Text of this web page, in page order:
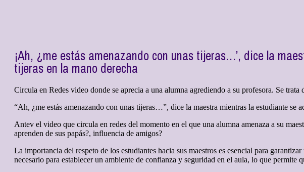
¡Ah, ¿me estás amenazando con unas tijeras…’, dice la
tijeras en la mano derecha
Circula en Redes video donde se aprecia a una alumna agrediendo a su profesora. Se
“Ah, ¿me estás amenazando con unas tijeras…”, dice la maestra mientras la estudiante se
Antev el video que circula en redes del momento en el que una alumna amenaza a su
aprenden de sus papás?, influencia de amigos?
La importancia del respeto de los estudiantes hacia sus maestros es esencial para
necesario para establecer un ambiente de confianza y seguridad en el aula, lo que permite